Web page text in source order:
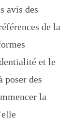
avis des
de la
et le
poser des
la